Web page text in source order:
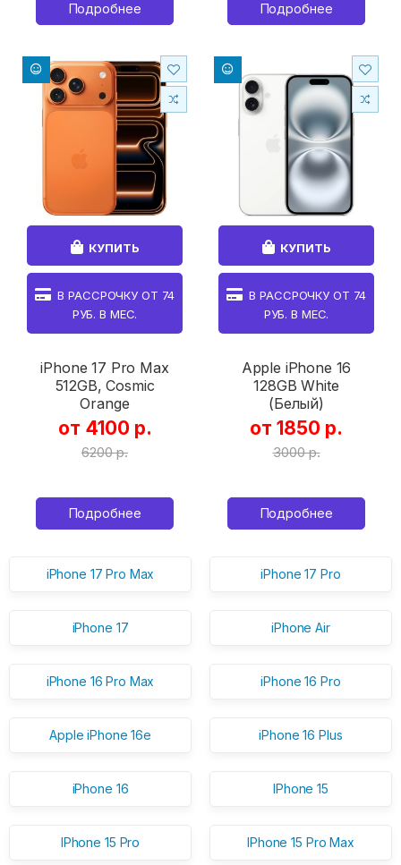
Подробнее Подробнее
КУПИТЬ
В РАССРОЧКУ ОТ 74
РУБ. В МЕС.
iPhone 17 Pro Max
512GB, Cosmic
Orange
от 4100 р.
6200 р.
Подробнее
КУПИТЬ
В РАССРОЧКУ ОТ 74
РУБ. В МЕС.
Apple iPhone 16
128GB White
(Белый)
от 1850 р.
3000 р.
Подробнее
iPhone 17 Pro Max iPhone 17 Pro
iPhone 17 iPhone Air
iPhone 16 Pro Max iPhone 16 Pro
Apple iPhone 16e iPhone 16 Plus
iPhone 16 IPhone 15
IPhone 15 Pro IPhone 15 Pro Max